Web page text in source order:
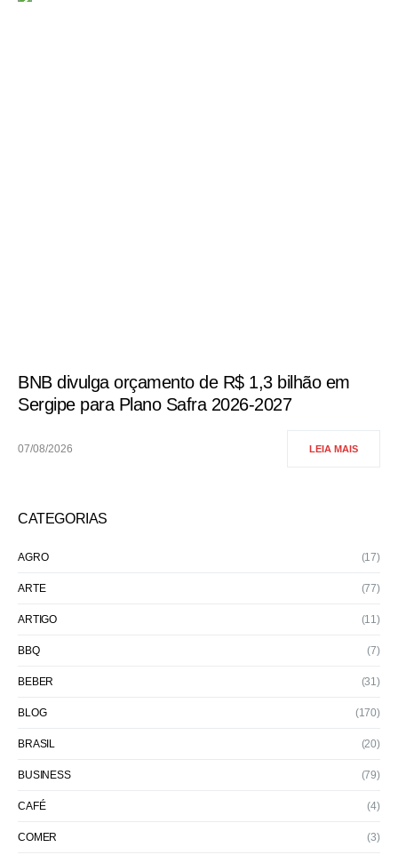
BNB divulga orçamento de R$ 1,3 bilhão em
Sergipe para Plano Safra 2026-2027
07/08/2026 LEIA MAIS
CATEGORIAS
AGRO (17)
ARTE (77)
ARTIGO (11)
BBQ (7)
BEBER (31)
BLOG (170)
BRASIL (20)
BUSINESS (79)
CAFÉ (4)
COMER (3)